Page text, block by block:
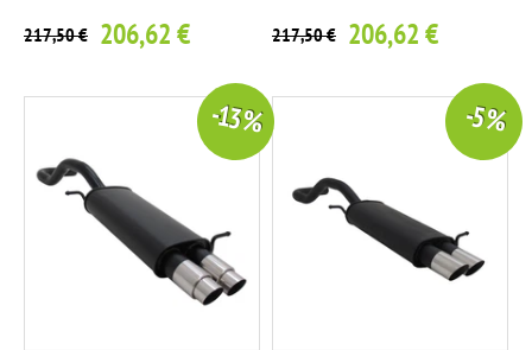
217,50 € 206,62 € 217,50 € 206,62 €
-13 % -5 %